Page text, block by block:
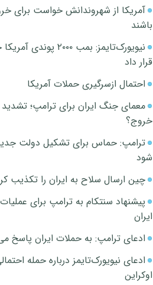
آمریکا از شهروندانش خواست برای
باشند
نیویورک‌تایمز: بمب
قرار داد
احتمال ازسرگیری حملات آمریکا
معمای جنگ ایران برای ترامپ؛ تشدید
خروج؟
ترامپ: حماس برای تشکیل دولت
شود
چین ارسال سلاح به ایران را تکذیب
پیشنهاد سنتکام به ترامپ برای
ایران
ادعای ترامپ: به حملات ایران پاسخ
ادعای نیویورک‌تایمز درباره حمله
اوکراین